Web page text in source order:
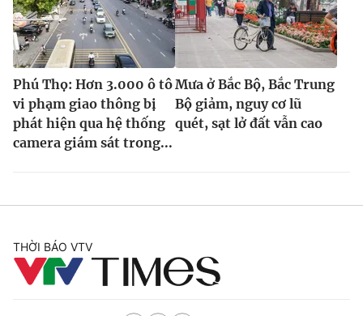
Phú Thọ: Hơn 3.000 ô tô
vi phạm giao thông bị
phát hiện qua hệ thống
camera giám sát trong...
Mưa ở Bắc Bộ, Bắc Trung
Bộ giảm, nguy cơ lũ
quét, sạt lở đất vẫn cao
THỜI BÁO VTV